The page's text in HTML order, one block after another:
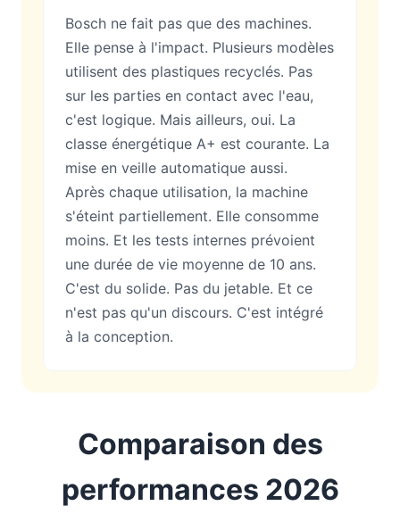
Bosch ne fait pas que des machines.
Elle pense à l'impact. Plusieurs modèles
utilisent des plastiques recyclés. Pas
sur les parties en contact avec l'eau,
c'est logique. Mais ailleurs, oui. La
classe énergétique A+ est courante. La
mise en veille automatique aussi.
Après chaque utilisation, la machine
s'éteint partiellement. Elle consomme
moins. Et les tests internes prévoient
une durée de vie moyenne de 10 ans.
C'est du solide. Pas du jetable. Et ce
n'est pas qu'un discours. C'est intégré
à la conception.
Comparaison des
performances 2026